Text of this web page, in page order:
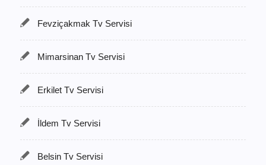
Fevziçakmak Tv Servisi
Mimarsinan Tv Servisi
Erkilet Tv Servisi
İldem Tv Servisi
Belsin Tv Servisi